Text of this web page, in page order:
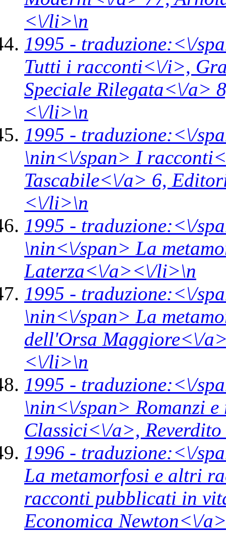
<\/li>\n
1995 - traduzione:<\/
Tutti i racconti<\/i>,
Speciale Rilegata<\/a>
<\/li>\n
1995 - traduzione:<\/
\nin<\/span> I
Tascabile<\/a> 6,
<\/li>\n
1995 - traduzione:<\/
\nin<\/span> La
Laterza<\/a><\/li>\n
1995 - traduzione:<\/
\nin<\/span> La
dell'Orsa Maggiore<\/
<\/li>\n
1995 - traduzione:<\/
\nin<\/span> Romanzi
Classici<\/a>,
1996 - traduzione:<\/
La metamorfosi e altri
racconti pubblicati in
Economica Newton<\/